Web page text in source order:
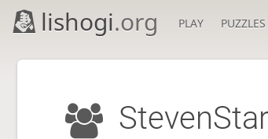
lishogi.org PLAY PUZZLES